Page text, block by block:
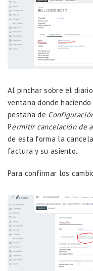
Al pinchar sobre el
ventana donde
pestaña de
Permitir cancelación de
de esta forma la
factura y su asiento.
Para confirmar los